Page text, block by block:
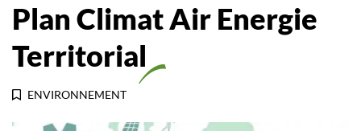
Plan Climat Air Energie
Territorial
ENVIRONNEMENT